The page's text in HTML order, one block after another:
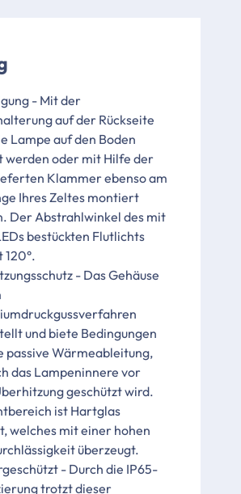
- Mit der
auf der Rückseite
Lampe auf den Boden
werden oder mit Hilfe der
Klammer ebenso am
Ihres Zeltes montiert
Der Abstrahlwinkel des mit
bestückten Flutlichts
- Das Gehäuse
und biete Bedingungen
passive Wärmeableitung,
das Lampeninnere vor
geschützt wird.
ist Hartglas
welches mit einer hohen
überzeugt.
- Durch die IP65-
trotzt dieser